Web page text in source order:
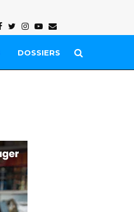
Facebook
Twitter
Instagram
Youtube
Email
DOSSIERS